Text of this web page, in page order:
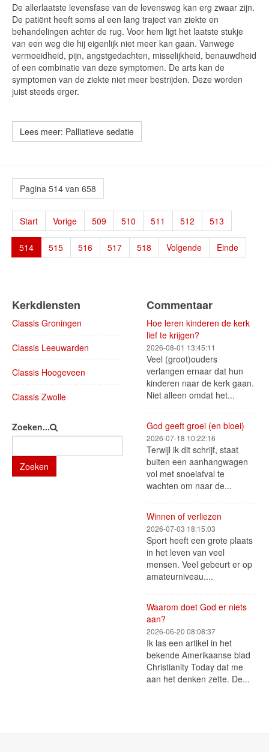
De allerlaatste levensfase van de levensweg kan erg zwaar zijn.
De patiënt heeft soms al een lang traject van ziekte en
behandelingen achter de rug. Voor hem ligt het laatste stukje
van een weg die hij eigenlijk niet meer kan gaan. Vanwege
vermoeidheid, pijn, angstgedachten, misselijkheid, benauwdheid
of een combinatie van deze symptomen. De arts kan de
symptomen van de ziekte niet meer bestrijden. Deze worden
juist steeds erger.
Lees meer: Palliatieve sedatie
Pagina 514 van 658
Start Vorige 509 510 511 512 513
514 515 516 517 518 Volgende Einde
Kerkdiensten
Classis Groningen
Classis Leeuwarden
Classis Hoogeveen
Classis Zwolle
Zoeken...
Zoeken
Commentaar
Hoe leren kinderen de kerk
lief te krijgen?
2026-08-01 13:45:11
Veel (groot)ouders
verlangen ernaar dat hun
kinderen naar de kerk gaan.
Niet alleen omdat het...
God geeft groei (en bloei)
2026-07-18 10:22:16
Terwijl ik dit schrijf, staat
buiten een aanhangwagen
vol met snoeiafval te
wachten om naar de...
Winnen of verliezen
2026-07-03 18:15:03
Sport heeft een grote plaats
in het leven van veel
mensen. Veel gebeurt er op
amateurniveau....
Waarom doet God er niets
aan?
2026-06-20 08:08:37
Ik las een artikel in het
bekende Amerikaanse blad
Christianity Today dat me
aan het denken zette. De...